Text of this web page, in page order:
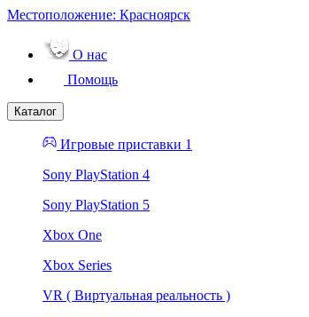
Местоположение: Красноярск
О нас
Помощь
Каталог
Игровые приставки 1
Sony PlayStation 4
Sony PlayStation 5
Xbox One
Xbox Series
VR ( Виртуальная реальность )